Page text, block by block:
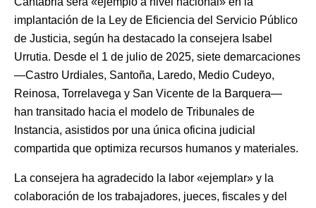
implantación de la Ley de Eficiencia del Servicio Público
de Justicia, según ha destacado la consejera Isabel
Urrutia. Desde el 1 de julio de 2025, siete demarcaciones
—Castro Urdiales, Santoña, Laredo, Medio Cudeyo,
Reinosa, Torrelavega y San Vicente de la Barquera—
han transitado hacia el modelo de Tribunales de
Instancia, asistidos por una única oficina judicial
compartida que optimiza recursos humanos y materiales.
La consejera ha agradecido la labor «ejemplar» y la
colaboración de los trabajadores, jueces, fiscales y del